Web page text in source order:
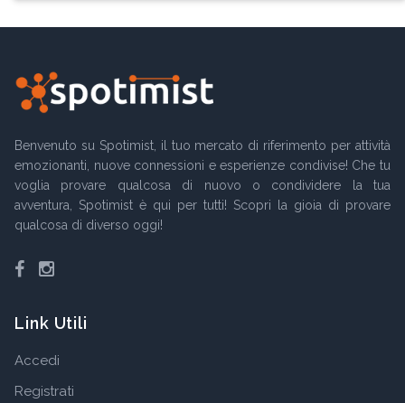
Benvenuto su Spotimist, il tuo mercato di riferimento per attività
emozionanti, nuove connessioni e esperienze condivise! Che tu
voglia provare qualcosa di nuovo o condividere la tua
avventura, Spotimist è qui per tutti! Scopri la gioia di provare
qualcosa di diverso oggi!
Facebook
Instagram
Link Utili
Accedi
Registrati